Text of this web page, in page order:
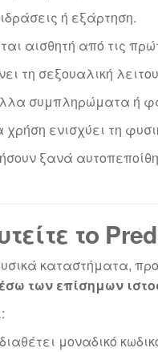
ή εξάρτηση.
αισθητή από τις
τη σεξουαλική
συμπληρώματα ή
χρήση ενισχύει τη
ξανά
το
καταστήματα,
των επίσημων
μοναδικό